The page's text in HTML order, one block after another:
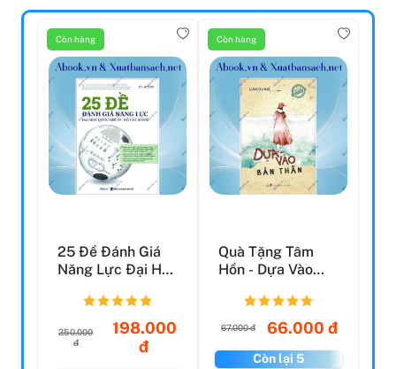
Còn hàng
25 Đề Đánh Giá
Năng Lực Đại Học
Ch...
250.000
đ
198.000
đ
Còn hàng
Quà Tặng Tâm
Hồn - Dựa Vào
67.000 đ 66.000 đ
Còn lại 5